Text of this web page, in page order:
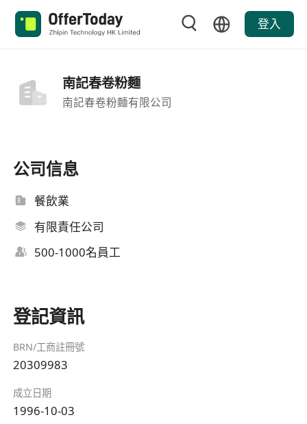
登入
南記春卷粉麵
南記春卷粉麵有限公司
公司信息
餐飲業
有限責任公司
500-1000名員工
登記資訊
BRN/工商註冊號
20309983
成立日期
1996-10-03